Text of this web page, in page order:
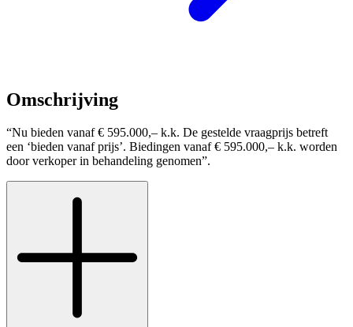
Omschrijving
“Nu bieden vanaf € 595.000,– k.k. De gestelde vraagprijs betreft
een ‘bieden vanaf prijs’. Biedingen vanaf € 595.000,– k.k. worden
door verkoper in behandeling genomen”.